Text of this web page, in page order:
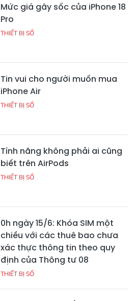
Mức giá gây sốc của iPhone 18
Pro
THIẾT BỊ SỐ
Tin vui cho người muốn mua
iPhone Air
THIẾT BỊ SỐ
Tính năng không phải ai cũng
biết trên AirPods
THIẾT BỊ SỐ
0h ngày 15/6: Khóa SIM một
chiều với các thuê bao chưa
xác thực thông tin theo quy
định của Thông tư 08
THIẾT BỊ SỐ